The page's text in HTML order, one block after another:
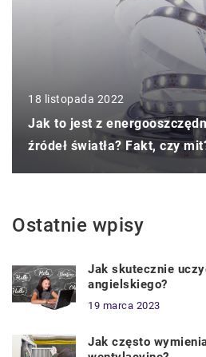
18 listopada 2022
Jak to jest z
źródeł światła? Fakt, czy
Ostatnie wpisy
Jak skutecznie
angielskiego?
19 marca 2023
Jak często